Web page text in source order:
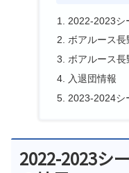
2022-2023シ
ボアルース長
ボアルース長
入退団情報
2023-2024シ
2022-2023シ